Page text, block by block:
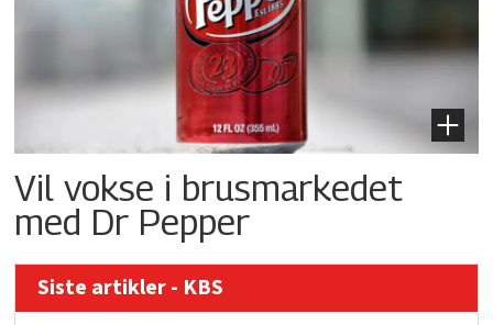
Vil vokse i brusmarkedet
med Dr Pepper
Siste artikler - KBS